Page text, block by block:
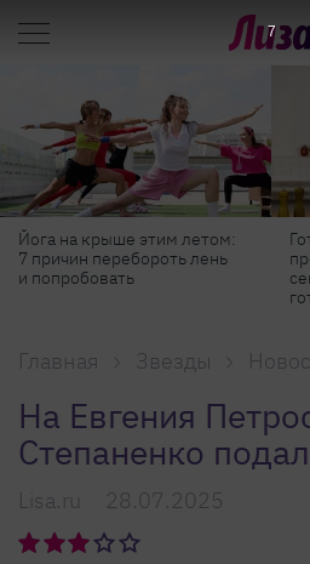
Йога на крыше этим летом:
7 причин перебороть лень
и попробовать
Главная Звезды
На Евгения
Степаненко
Lisa.ru 28.07.2025
7